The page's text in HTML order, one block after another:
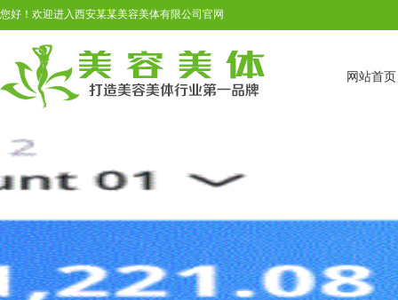
您好！欢迎进入西安某某美容美体有限公司官网
网站首页